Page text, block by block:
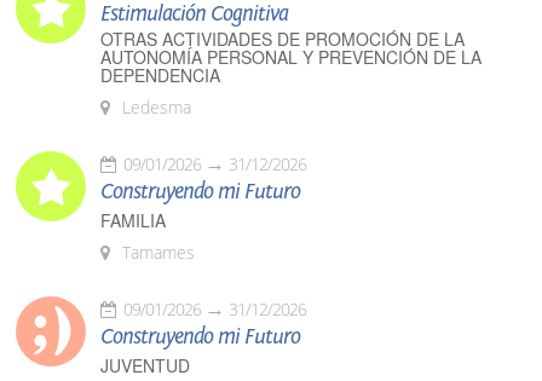
Estimulación Cognitiva
OTRAS ACTIVIDADES DE PROMOCIÓN DE LA
AUTONOMÍA PERSONAL Y PREVENCIÓN DE LA
DEPENDENCIA
Ledesma
09/01/2026 31/12/2026
Construyendo mi Futuro
FAMILIA
Tamames
09/01/2026 31/12/2026
Construyendo mi Futuro
JUVENTUD